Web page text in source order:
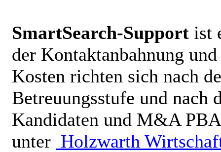
SmartSearch-Support ist
der Kontaktanbahnung
Kosten richten sich nach
Betreuungsstufe und nach
Kandidaten und M&A
unter Holzwarth